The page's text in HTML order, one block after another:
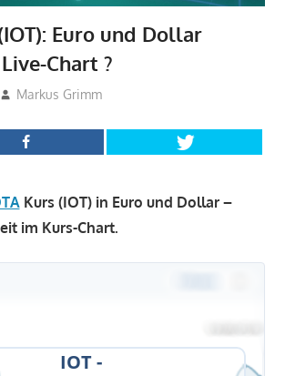
Euro und Dollar
Chart ?
Markus Grimm
Kurs (IOT) in Euro und Dollar –
im Kurs-Chart.
IOT -